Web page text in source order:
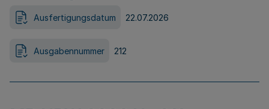
Ausfertigungsdatum 22.07.2026
Ausgabennummer 212